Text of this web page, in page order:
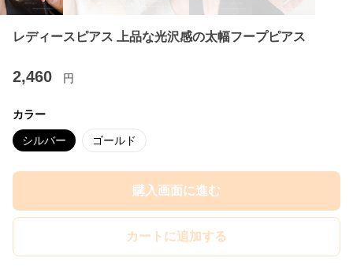
レディースピアス 上品な光沢感の太幅フープピアス
2,460 円
カラー
シルバー ゴールド
購入画面に進む
カートに追加する